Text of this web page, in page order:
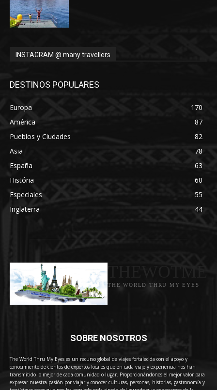
INSTAGRAM @ many travellers
DESTINOS POPULARES
Europa
170
América
87
Pueblos y Ciudades
82
Asia
78
España
63
História
60
Especiales
55
Inglaterra
44
THE WORLD THRU MY EYES
SOBRE NOSOTROS
The World Thru My Eyes es un recurso global de viajes fortalecida con el apoyo y
conocimiento de cientos de expertos locales que en cada viaje y experiencia nos han
transmitido lo mejor de cada comunidad o lugar. Proporcionándonos el mejor valor para
expresar nuestra pasión por viajar y conocer culturas, personas, historias, gastronomía y